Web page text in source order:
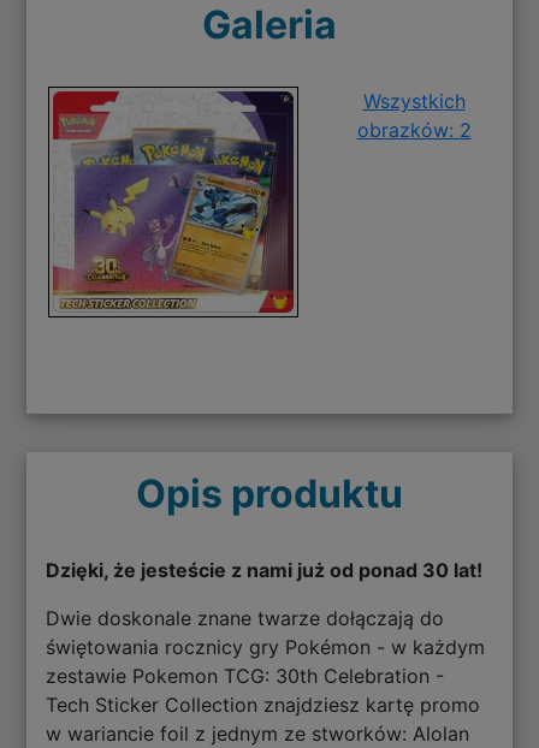
Galeria
Wszystkich
obrazków: 2
Opis produktu
Dzięki, że jesteście z nami już od ponad 30 lat!
Dwie doskonale znane twarze dołączają do
świętowania rocznicy gry Pokémon - w każdym
zestawie Pokemon TCG: 30th Celebration -
Tech Sticker Collection znajdziesz kartę promo
w wariancie foil z jednym ze stworków: Alolan